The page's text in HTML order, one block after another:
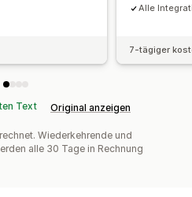
Alle
7-tägiger
Text Original anzeigen
Wiederkehrende und
alle 30 Tage in Rechnung